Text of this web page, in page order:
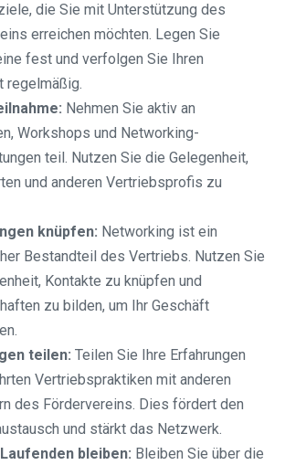
die Sie mit Unterstützung des
erreichen möchten. Legen Sie
​​fest und verfolgen Sie Ihren
regelmäßig.
Nehmen Sie aktiv an
Workshops und Networking-
teil. Nutzen Sie die Gelegenheit,
und anderen Vertriebsprofis zu
knüpfen: Networking ist ein
Bestandteil des Vertriebs. Nutzen Sie
Kontakte zu knüpfen und
zu bilden, um Ihr Geschäft
teilen: Teilen Sie Ihre Erfahrungen
Vertriebspraktiken mit anderen
des Fördervereins. Dies fördert den
und stärkt das Netzwerk.
bleiben: Bleiben Sie über die